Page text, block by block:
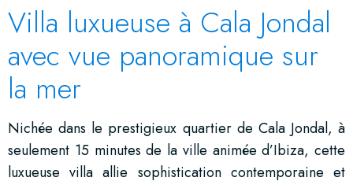
Villa luxueuse à Cala Jondal
avec vue panoramique sur
la mer
Nichée dans le prestigieux quartier de Cala Jondal, à
seulement 15 minutes de la ville animée d’Ibiza, cette
luxueuse villa allie sophistication contemporaine et